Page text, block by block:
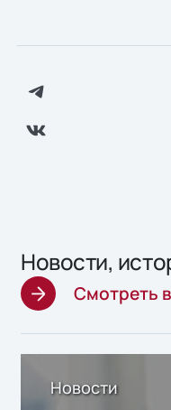
Новости,
Смотреть
Новости